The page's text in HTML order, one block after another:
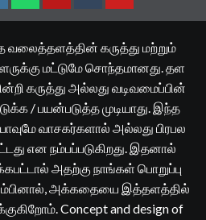
WhatsappTelegramTumblrYouTube
வலைத்தளத்தின் கருத்து மற்றும்
மட்டுமே சொந்தமானது. தள
கருத்து அல்லது வடிவமைப்பின்
/ பயன்படுத்த முடியாது. இந்த
வாசகர்களால் அல்லது பிரபல
என நம்பப்படுகிறது. இதனால்
அதற்கு நாங்கள் பொறுப்பு
அக்கதையை இத்தளத்தில்
Concept and design of